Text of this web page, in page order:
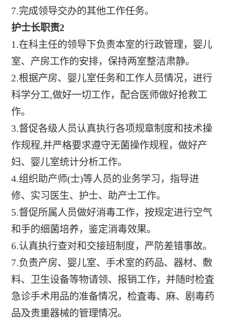
7.完成领导交办的其他工作任务。
护士长职责2
1.在科主任的领导下负责本室的行政管理，婴儿
室、产房工作的安排，保持两室整洁肃静。
2.根据产房、婴儿室任务和工作人员情况，进行
科学分工,做好一切工作，配合医师做好抢救工
作。
3.督促各级人员认真执行各项规章制度和技术操
作规程,并严格要求遵守无菌操作规程，做好产
妇、婴儿室统计分析工作。
4.组织助产师(士)等人员的业务学习，指导进
修、实习医生、护士、助产士工作。
5.督促所属人员做好消毒工作，按规定进行空气
和手的细菌培养，鉴定消毒效果。
6.认真执行查对和交接班制度，严防差错事故。
7.负责产房、婴儿室、手术室的药品、器材、敷
料、卫生设备等物请领、报销工作，并随时检査
急诊手术用品的准备情况，检査毒、麻、剧毒药
品及贵重器械的管理情况。